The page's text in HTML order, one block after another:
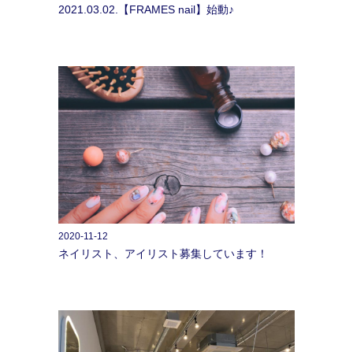
2021.03.02.【FRAMES nail】始動♪
2020-11-12
ネイリスト、アイリスト募集しています！